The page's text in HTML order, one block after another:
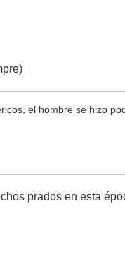
el hombre se hizo
prados en esta